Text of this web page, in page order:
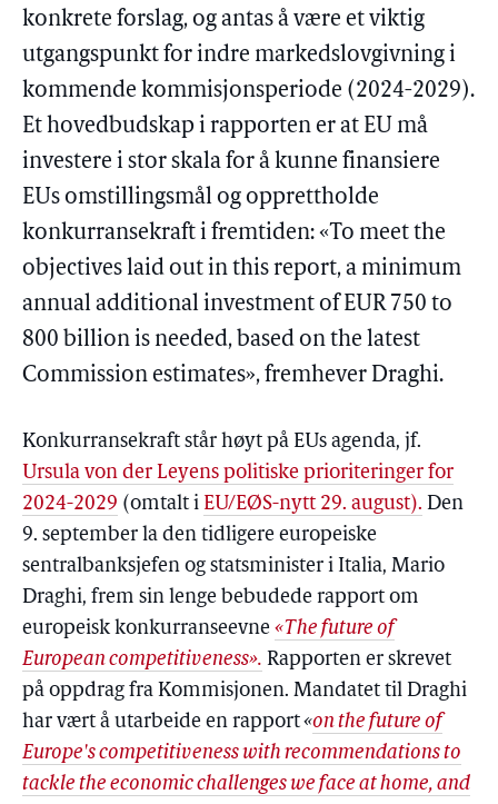
konkrete forslag, og antas å være et viktig
utgangspunkt for indre markedslovgivning i
kommende kommisjonsperiode (2024-2029).
Et hovedbudskap i rapporten er at EU må
investere i stor skala for å kunne finansiere
EUs omstillingsmål og opprettholde
konkurransekraft i fremtiden: «To meet the
objectives laid out in this report, a minimum
annual additional investment of EUR 750 to
800 billion is needed, based on the latest
Commission estimates», fremhever Draghi.
Konkurransekraft står høyt på EUs agenda, jf.
Ursula von der Leyens politiske prioriteringer for
2024-2029 (omtalt i EU/EØS-nytt 29. august). Den
9. september la den tidligere europeiske
sentralbanksjefen og statsminister i Italia, Mario
Draghi, frem sin lenge bebudede rapport om
europeisk konkurranseevne «The future of
European competitiveness». Rapporten er skrevet
på oppdrag fra Kommisjonen. Mandatet til Draghi
har vært å utarbeide en rapport«on the future of
Europe's competitiveness with recommendations to
tackle the economic challenges we face at home, and